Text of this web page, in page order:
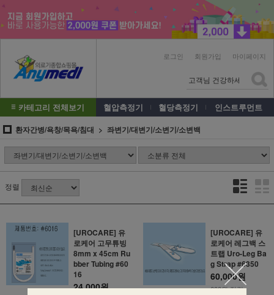
로그인 회원가입 마이페이지
카테고리 전체보기 혈압측정기 혈당측정기 인스트루먼트
환자간병/욕창/목욕/침대 좌변기/대변기/소변기/소변백
정렬
[UROCARE] 유
로케어 고무튜빙
8mm x 45cm Ru
bber Tubing #60
16
24,000원
[UROCARE] 유
로케어 레그백 스
트랩 Uro-Leg Ba
g Strap #6350
60,000원
600원 적립